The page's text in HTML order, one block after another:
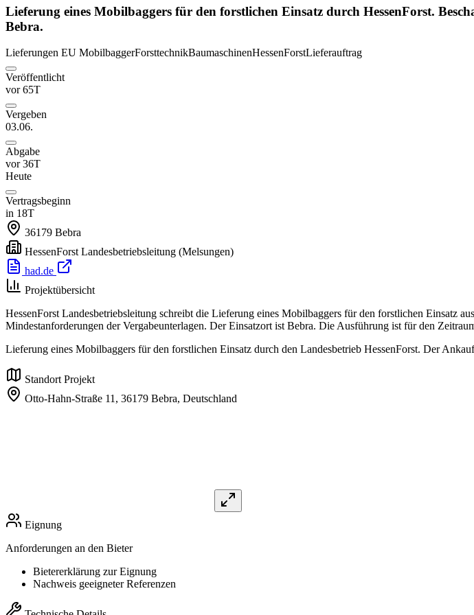
Lieferung eines Mobilbaggers für den forstlichen Einsatz durch HessenForst.
Bebra.
Lieferungen EU MobilbaggerForsttechnikBaumaschinenHessenForstLieferauftrag
Veröffentlicht
vor 65T
Vergeben
03.06.
Abgabe
vor 36T
Heute
Vertragsbeginn
in 18T
36179 Bebra
HessenForst Landesbetriebsleitung (Melsungen)
had.de
Projektübersicht
HessenForst Landesbetriebsleitung schreibt die Lieferung eines Mobilbaggers für den forstlichen Einsatz
Mindestanforderungen der Vergabeunterlagen. Der Einsatzort ist Bebra. Die Ausführung ist für den
Lieferung eines Mobilbaggers für den forstlichen Einsatz durch den Landesbetrieb HessenForst. Der
Standort Projekt
Otto-Hahn-Straße 11, 36179 Bebra, Deutschland
Eignung
Anforderungen an den Bieter
Bietererklärung zur Eignung
Nachweis geeigneter Referenzen